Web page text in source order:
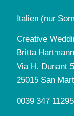
Italien (nur
Creative
Britta
Via H. Dunant 5
25015 San
0039 347